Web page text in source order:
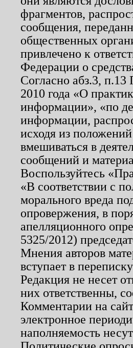
фрагментов,
сообщения,
общественных
привлечено к
Федерации о
Согласно абз.3,
2010 года «О
информации», «по
информации,
исходя из
вмешиваться в
сообщений и
Воспользуйтесь
«В соответствии с
морального вреда
опровержения, в
апелляционного
5325/2012)
Мнения авторов
вступает в
Редакция не несет
них ответственны,
Комментарии на
электронное
наполняемость